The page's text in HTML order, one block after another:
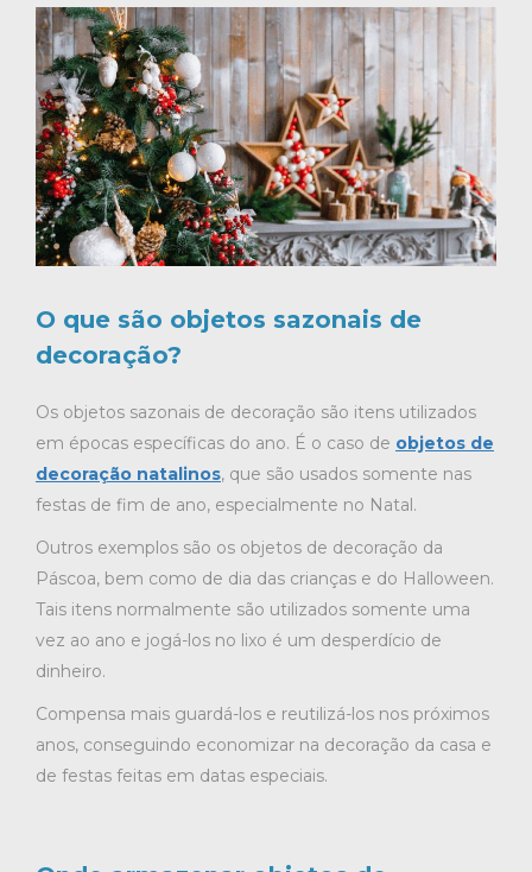
O que são objetos sazonais de
decoração?
Os objetos sazonais de decoração são itens utilizados
em épocas específicas do ano. É o caso de objetos de
decoração natalinos, que são usados somente nas
festas de fim de ano, especialmente no Natal.
Outros exemplos são os objetos de decoração da
Páscoa, bem como de dia das crianças e do Halloween.
Tais itens normalmente são utilizados somente uma
vez ao ano e jogá-los no lixo é um desperdício de
dinheiro.
Compensa mais guardá-los e reutilizá-los nos próximos
anos, conseguindo economizar na decoração da casa e
de festas feitas em datas especiais.